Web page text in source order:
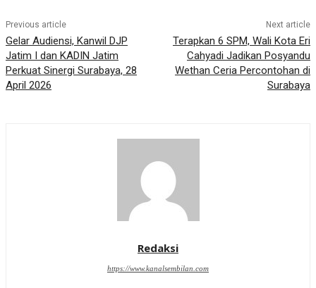
Previous article
Gelar Audiensi, Kanwil DJP
Jatim I dan KADIN Jatim
Perkuat Sinergi Surabaya, 28
April 2026
Next article
Terapkan 6 SPM, Wali Kota Eri
Cahyadi Jadikan Posyandu
Wethan Ceria Percontohan di
Surabaya
Redaksi
https://www.kanalsembilan.com